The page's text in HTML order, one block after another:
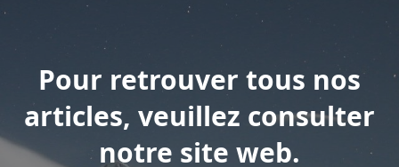
Pour retrouver tous nos
articles, veuillez consulter
notre site web.